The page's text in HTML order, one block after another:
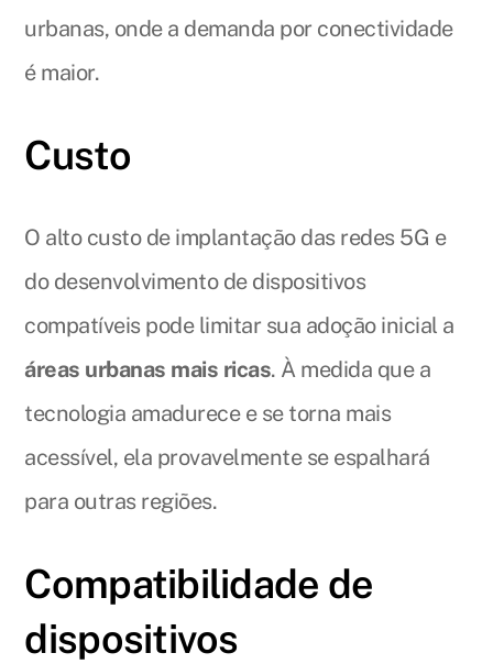
urbanas, onde a demanda por conectividade
é maior.
Custo
O alto custo de implantação das redes 5G e
do desenvolvimento de dispositivos
compatíveis pode limitar sua adoção inicial a
áreas urbanas mais ricas. À medida que a
tecnologia amadurece e se torna mais
acessível, ela provavelmente se espalhará
para outras regiões.
Compatibilidade de
dispositivos